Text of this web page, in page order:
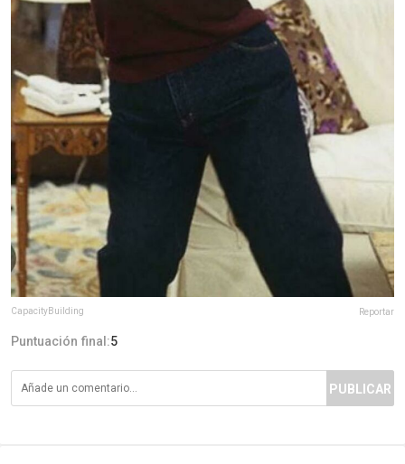
CapacityBuilding Reportar
Puntuación final:5
PUBLICAR